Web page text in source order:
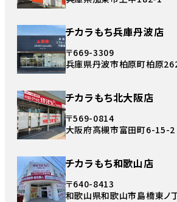
チカラもち兵庫丹波店
〒669-3309
兵庫県丹波市柏原町柏原
チカラもち北大阪店
〒569-0814
大阪府高槻市富田町6-15-2
チカラもち和歌山店
〒640-8413
和歌山県和歌山市島橋東ノ